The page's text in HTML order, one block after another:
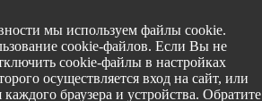
мы используем файлы cookie.
cookie-файлов. Если Вы не
cookie-файлы в настройках
осуществляется вход на сайт, или
браузера и устройства. Обратите